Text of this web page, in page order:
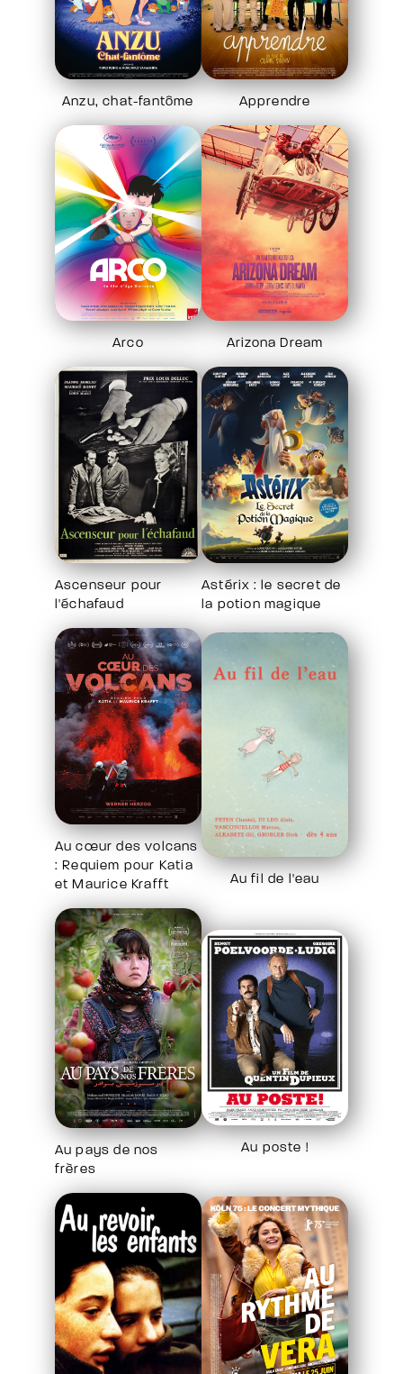
Anzu, chat-fantôme Apprendre
Arco Arizona Dream
Ascenseur pour
l'échafaud
Astérix : le secret de
la potion magique
Au cœur des volcans
: Requiem pour Katia
et Maurice Krafft
Au fil de l'eau
Au pays de nos
frères
Au poste !